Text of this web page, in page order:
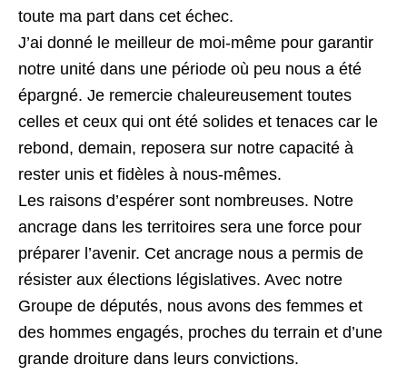
toute ma part dans cet échec.
J’ai donné le meilleur de moi-même pour garantir
notre unité dans une période où peu nous a été
épargné. Je remercie chaleureusement toutes
celles et ceux qui ont été solides et tenaces car le
rebond, demain, reposera sur notre capacité à
rester unis et fidèles à nous-mêmes.
Les raisons d’espérer sont nombreuses. Notre
ancrage dans les territoires sera une force pour
préparer l’avenir. Cet ancrage nous a permis de
résister aux élections législatives. Avec notre
Groupe de députés, nous avons des femmes et
des hommes engagés, proches du terrain et d’une
grande droiture dans leurs convictions.